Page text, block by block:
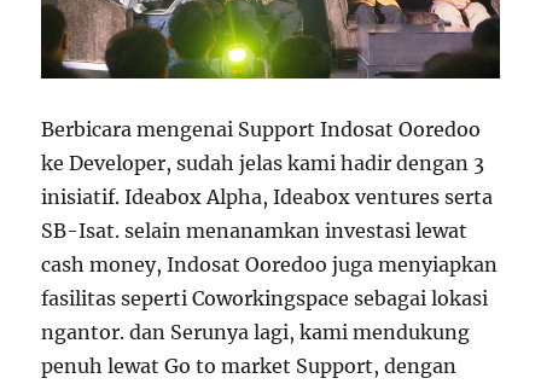
Berbicara mengenai Support Indosat Ooredoo
ke Developer, sudah jelas kami hadir dengan 3
inisiatif. Ideabox Alpha, Ideabox ventures serta
SB-Isat. selain menanamkan investasi lewat
cash money, Indosat Ooredoo juga menyiapkan
fasilitas seperti Coworkingspace sebagai lokasi
ngantor. dan Serunya lagi, kami mendukung
penuh lewat Go to market Support, dengan